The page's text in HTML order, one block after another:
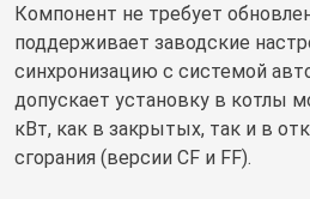
Компонент не требует
поддерживает заводские
синхронизацию с системой
допускает установку в котлы
кВт, как в закрытых, так и в
сгорания (версии CF и FF).